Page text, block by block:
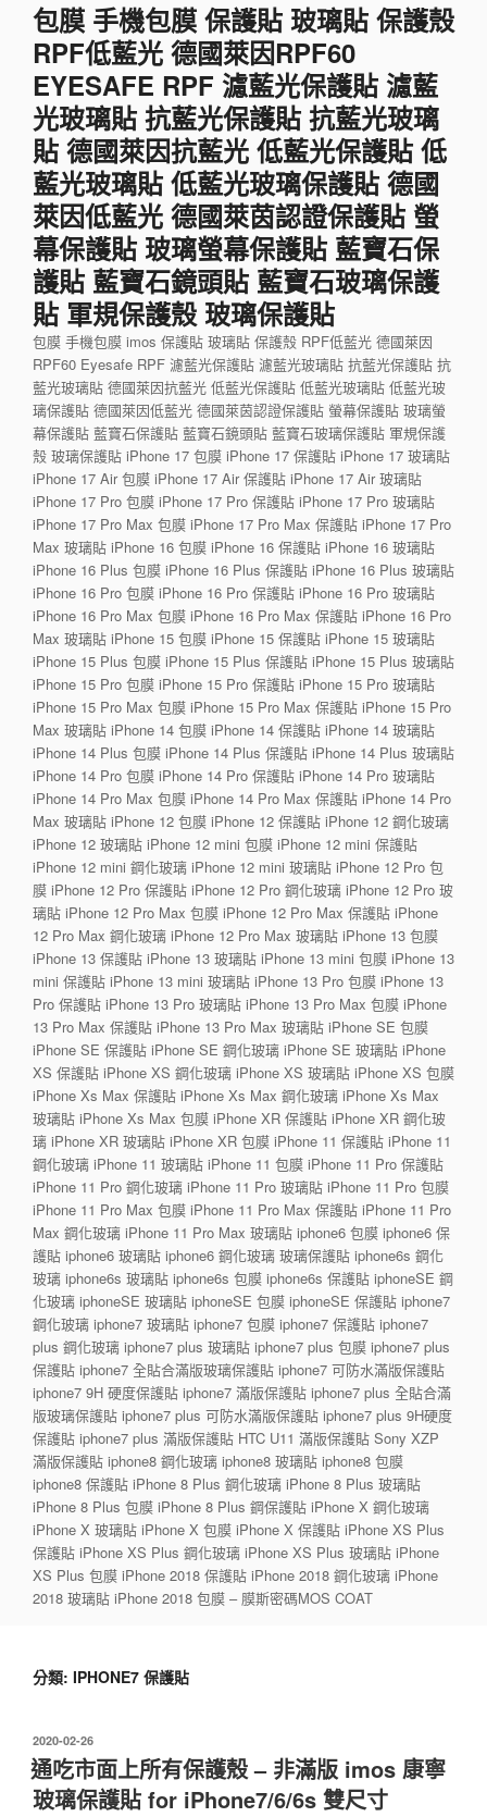
包膜 手機包膜 保護貼 玻璃貼 保護殼
RPF低藍光 德國萊因RPF60
EYESAFE RPF 濾藍光保護貼 濾藍
光玻璃貼 抗藍光保護貼 抗藍光玻璃
貼 德國萊因抗藍光 低藍光保護貼 低
藍光玻璃貼 低藍光玻璃保護貼 德國
萊因低藍光 德國萊茵認證保護貼 螢
幕保護貼 玻璃螢幕保護貼 藍寶石保
護貼 藍寶石鏡頭貼 藍寶石玻璃保護
貼 軍規保護殼 玻璃保護貼
包膜 手機包膜 imos 保護貼 玻璃貼 保護殼 RPF低藍光 德國萊因
RPF60 Eyesafe RPF 濾藍光保護貼 濾藍光玻璃貼 抗藍光保護貼 抗
藍光玻璃貼 德國萊因抗藍光 低藍光保護貼 低藍光玻璃貼 低藍光玻
璃保護貼 德國萊因低藍光 德國萊茵認證保護貼 螢幕保護貼 玻璃螢
幕保護貼 藍寶石保護貼 藍寶石鏡頭貼 藍寶石玻璃保護貼 軍規保護
殼 玻璃保護貼 iPhone 17 包膜 iPhone 17 保護貼 iPhone 17 玻璃貼
iPhone 17 Air 包膜 iPhone 17 Air 保護貼 iPhone 17 Air 玻璃貼
iPhone 17 Pro 包膜 iPhone 17 Pro 保護貼 iPhone 17 Pro 玻璃貼
iPhone 17 Pro Max 包膜 iPhone 17 Pro Max 保護貼 iPhone 17 Pro
Max 玻璃貼 iPhone 16 包膜 iPhone 16 保護貼 iPhone 16 玻璃貼
iPhone 16 Plus 包膜 iPhone 16 Plus 保護貼 iPhone 16 Plus 玻璃貼
iPhone 16 Pro 包膜 iPhone 16 Pro 保護貼 iPhone 16 Pro 玻璃貼
iPhone 16 Pro Max 包膜 iPhone 16 Pro Max 保護貼 iPhone 16 Pro
Max 玻璃貼 iPhone 15 包膜 iPhone 15 保護貼 iPhone 15 玻璃貼
iPhone 15 Plus 包膜 iPhone 15 Plus 保護貼 iPhone 15 Plus 玻璃貼
iPhone 15 Pro 包膜 iPhone 15 Pro 保護貼 iPhone 15 Pro 玻璃貼
iPhone 15 Pro Max 包膜 iPhone 15 Pro Max 保護貼 iPhone 15 Pro
Max 玻璃貼 iPhone 14 包膜 iPhone 14 保護貼 iPhone 14 玻璃貼
iPhone 14 Plus 包膜 iPhone 14 Plus 保護貼 iPhone 14 Plus 玻璃貼
iPhone 14 Pro 包膜 iPhone 14 Pro 保護貼 iPhone 14 Pro 玻璃貼
iPhone 14 Pro Max 包膜 iPhone 14 Pro Max 保護貼 iPhone 14 Pro
Max 玻璃貼 iPhone 12 包膜 iPhone 12 保護貼 iPhone 12 鋼化玻璃
iPhone 12 玻璃貼 iPhone 12 mini 包膜 iPhone 12 mini 保護貼
iPhone 12 mini 鋼化玻璃 iPhone 12 mini 玻璃貼 iPhone 12 Pro 包
膜 iPhone 12 Pro 保護貼 iPhone 12 Pro 鋼化玻璃 iPhone 12 Pro 玻
璃貼 iPhone 12 Pro Max 包膜 iPhone 12 Pro Max 保護貼 iPhone
12 Pro Max 鋼化玻璃 iPhone 12 Pro Max 玻璃貼 iPhone 13 包膜
iPhone 13 保護貼 iPhone 13 玻璃貼 iPhone 13 mini 包膜 iPhone 13
mini 保護貼 iPhone 13 mini 玻璃貼 iPhone 13 Pro 包膜 iPhone 13
Pro 保護貼 iPhone 13 Pro 玻璃貼 iPhone 13 Pro Max 包膜 iPhone
13 Pro Max 保護貼 iPhone 13 Pro Max 玻璃貼 iPhone SE 包膜
iPhone SE 保護貼 iPhone SE 鋼化玻璃 iPhone SE 玻璃貼 iPhone
XS 保護貼 iPhone XS 鋼化玻璃 iPhone XS 玻璃貼 iPhone XS 包膜
iPhone Xs Max 保護貼 iPhone Xs Max 鋼化玻璃 iPhone Xs Max
玻璃貼 iPhone Xs Max 包膜 iPhone XR 保護貼 iPhone XR 鋼化玻
璃 iPhone XR 玻璃貼 iPhone XR 包膜 iPhone 11 保護貼 iPhone 11
鋼化玻璃 iPhone 11 玻璃貼 iPhone 11 包膜 iPhone 11 Pro 保護貼
iPhone 11 Pro 鋼化玻璃 iPhone 11 Pro 玻璃貼 iPhone 11 Pro 包膜
iPhone 11 Pro Max 包膜 iPhone 11 Pro Max 保護貼 iPhone 11 Pro
Max 鋼化玻璃 iPhone 11 Pro Max 玻璃貼 iphone6 包膜 iphone6 保
護貼 iphone6 玻璃貼 iphone6 鋼化玻璃 玻璃保護貼 iphone6s 鋼化
玻璃 iphone6s 玻璃貼 iphone6s 包膜 iphone6s 保護貼 iphoneSE 鋼
化玻璃 iphoneSE 玻璃貼 iphoneSE 包膜 iphoneSE 保護貼 iphone7
鋼化玻璃 iphone7 玻璃貼 iphone7 包膜 iphone7 保護貼 iphone7
plus 鋼化玻璃 iphone7 plus 玻璃貼 iphone7 plus 包膜 iphone7 plus
保護貼 iphone7 全貼合滿版玻璃保護貼 iphone7 可防水滿版保護貼
iphone7 9H 硬度保護貼 iphone7 滿版保護貼 iphone7 plus 全貼合滿
版玻璃保護貼 iphone7 plus 可防水滿版保護貼 iphone7 plus 9H硬度
保護貼 iphone7 plus 滿版保護貼 HTC U11 滿版保護貼 Sony XZP
滿版保護貼 iphone8 鋼化玻璃 iphone8 玻璃貼 iphone8 包膜
iphone8 保護貼 iPhone 8 Plus 鋼化玻璃 iPhone 8 Plus 玻璃貼
iPhone 8 Plus 包膜 iPhone 8 Plus 鋼保護貼 iPhone X 鋼化玻璃
iPhone X 玻璃貼 iPhone X 包膜 iPhone X 保護貼 iPhone XS Plus
保護貼 iPhone XS Plus 鋼化玻璃 iPhone XS Plus 玻璃貼 iPhone
XS Plus 包膜 iPhone 2018 保護貼 iPhone 2018 鋼化玻璃 iPhone
2018 玻璃貼 iPhone 2018 包膜 – 膜斯密碼MOS COAT
分類: IPHONE7 保護貼
發
佈
於
2020-02-26
通吃市面上所有保護殼 – 非滿版 imos 康寧
玻璃保護貼 for iPhone7/6/6s 雙尺寸